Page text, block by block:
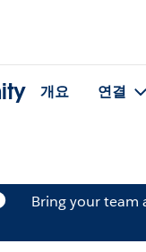
개요 연결
Bring your team